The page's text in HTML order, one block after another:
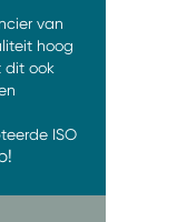
van
hoog
dit ook
ISO